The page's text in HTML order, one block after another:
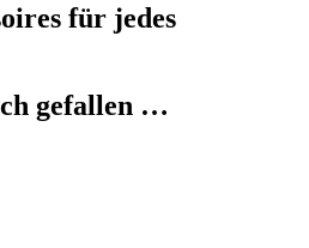
für jedes
gefallen …